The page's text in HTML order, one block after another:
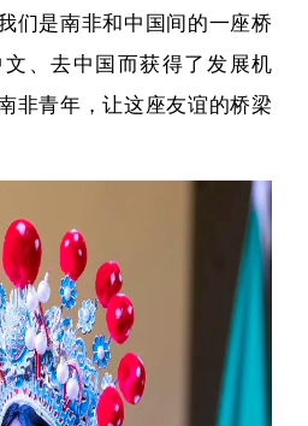
们是南非和中国间的一座桥
、去中国而获得了发展机
非青年，让这座友谊的桥梁